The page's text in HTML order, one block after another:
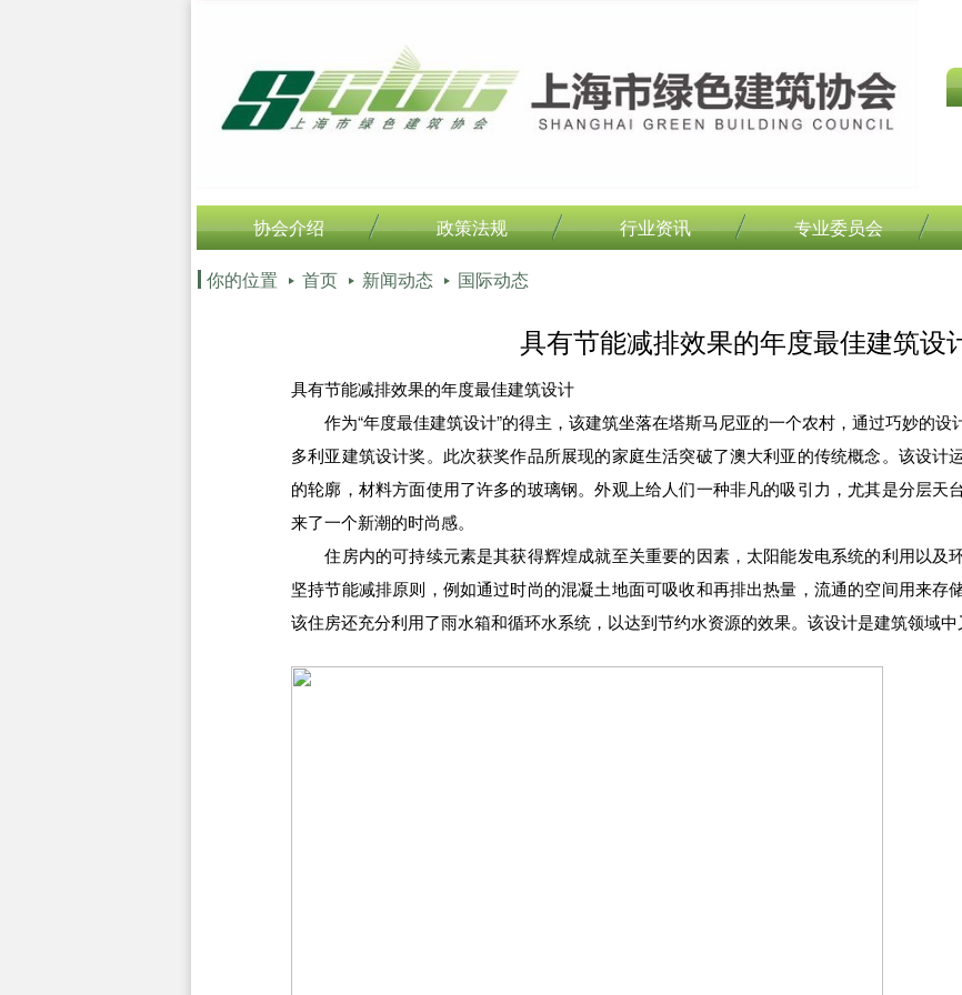
协会介绍 政策法规 行业资讯 专业委员会
你的位置 首页 新闻动态 国际动态
具有节能减排效果的年度最佳建筑设
具有节能减排效果的年度最佳建筑设计
作为“年度最佳建筑设计”的得主，该建筑坐落在塔斯马尼亚的一个农村，通过巧妙的设
多利亚建筑设计奖。此次获奖作品所展现的家庭生活突破了澳大利亚的传统概念。该设计
的轮廓，材料方面使用了许多的玻璃钢。外观上给人们一种非凡的吸引力，尤其是分层天
来了一个新潮的时尚感。
住房内的可持续元素是其获得辉煌成就至关重要的因素，太阳能发电系统的利用以及
坚持节能减排原则，例如通过时尚的混凝土地面可吸收和再排出热量，流通的空间用来存
该住房还充分利用了雨水箱和循环水系统，以达到节约水资源的效果。该设计是建筑领域中